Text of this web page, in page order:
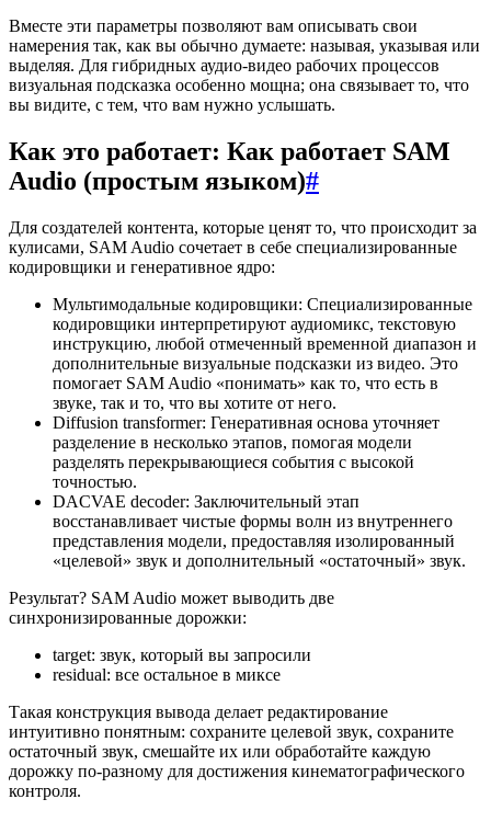
Вместе эти параметры позволяют вам описывать свои
намерения так, как вы обычно думаете: называя, указывая или
выделяя. Для гибридных аудио-видео рабочих процессов
визуальная подсказка особенно мощна; она связывает то, что
вы видите, с тем, что вам нужно услышать.
Как это работает: Как работает SAM
Audio (простым языком)#
Для создателей контента, которые ценят то, что происходит за
кулисами, SAM Audio сочетает в себе специализированные
кодировщики и генеративное ядро:
Мультимодальные кодировщики: Специализированные
кодировщики интерпретируют аудиомикс, текстовую
инструкцию, любой отмеченный временной диапазон и
дополнительные визуальные подсказки из видео. Это
помогает SAM Audio «понимать» как то, что есть в
звуке, так и то, что вы хотите от него.
Diffusion transformer: Генеративная основа уточняет
разделение в несколько этапов, помогая модели
разделять перекрывающиеся события с высокой
точностью.
DACVAE decoder: Заключительный этап
восстанавливает чистые формы волн из внутреннего
представления модели, предоставляя изолированный
«целевой» звук и дополнительный «остаточный» звук.
Результат? SAM Audio может выводить две
синхронизированные дорожки:
target: звук, который вы запросили
residual: все остальное в миксе
Такая конструкция вывода делает редактирование
интуитивно понятным: сохраните целевой звук, сохраните
остаточный звук, смешайте их или обработайте каждую
дорожку по-разному для достижения кинематографического
контроля.